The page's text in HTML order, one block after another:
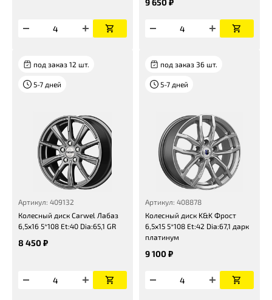
9 650 ₽
под заказ 12 шт.
5-7 дней
Артикул: 409132
Колесный диск Carwel Лабаз
6,5x16 5*108 Et:40 Dia:65,1 GR
8 450 ₽
под заказ 36 шт.
5-7 дней
Артикул: 408878
Колесный диск K&K Фрост
6,5x15 5*108 Et:42 Dia:67,1 дарк
платинум
9 100 ₽